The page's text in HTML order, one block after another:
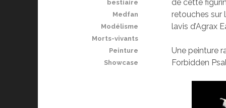
de cette
retouches sur
lavis d’Agrax
Une peinture
Forbidden
bestiaire
Medfan
Modélisme
Morts-vivants
Peinture
Showcase